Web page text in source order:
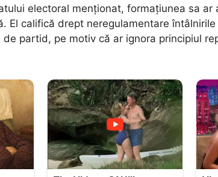
electoral menționat, formațiunea sa ar
El califică drept neregulamentare
de partid, pe motiv că ar ignora principiul